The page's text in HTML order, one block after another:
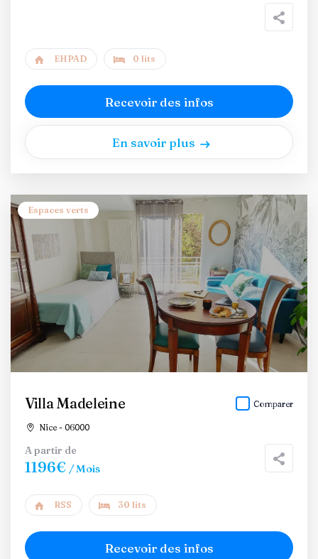
EHPAD 0 lits
Recevoir des infos
En savoir plus
Espaces verts
Villa Madeleine
Nice - 06000
Comparer
A partir de
1196€ / Mois
RSS 30 lits
Recevoir des infos